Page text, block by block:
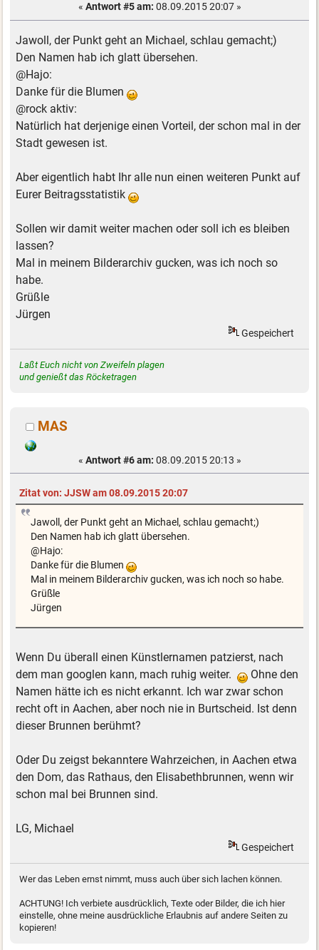
« Antwort #5 am: 08.09.2015 20:07 »
Jawoll, der Punkt geht an Michael, schlau gemacht;)
Den Namen hab ich glatt übersehen.
@Hajo:
Danke für die Blumen
@rock aktiv:
Natürlich hat derjenige einen Vorteil, der schon mal in der
Stadt gewesen ist.
Aber eigentlich habt Ihr alle nun einen weiteren Punkt auf
Eurer Beitragsstatistik
Sollen wir damit weiter machen oder soll ich es bleiben
lassen?
Mal in meinem Bilderarchiv gucken, was ich noch so
habe.
Grüßle
Jürgen
Gespeichert
Laßt Euch nicht von Zweifeln plagen
und genießt das Röcketragen
MAS
« Antwort #6 am: 08.09.2015 20:13 »
Zitat von: JJSW am 08.09.2015 20:07
Jawoll, der Punkt geht an Michael, schlau gemacht;)
Den Namen hab ich glatt übersehen.
@Hajo:
Danke für die Blumen
Mal in meinem Bilderarchiv gucken, was ich noch so habe.
Grüßle
Jürgen
Wenn Du überall einen Künstlernamen patzierst, nach
dem man googlen kann, mach ruhig weiter.
Ohne den
Namen hätte ich es nicht erkannt. Ich war zwar schon
recht oft in Aachen, aber noch nie in Burtscheid. Ist denn
dieser Brunnen berühmt?
Oder Du zeigst bekanntere Wahrzeichen, in Aachen etwa
den Dom, das Rathaus, den Elisabethbrunnen, wenn wir
schon mal bei Brunnen sind.
LG, Michael
Gespeichert
Wer das Leben ernst nimmt, muss auch über sich lachen können.
ACHTUNG! Ich verbiete ausdrücklich, Texte oder Bilder, die ich hier
einstelle, ohne meine ausdrückliche Erlaubnis auf andere Seiten zu
kopieren!